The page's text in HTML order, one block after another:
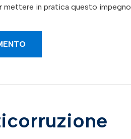
mettere in pratica questo impegno.